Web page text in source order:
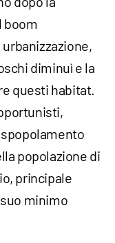
boom
diminuì e la
questi habitat.
popolazione di
principale
minimo